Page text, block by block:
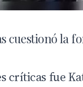
cuestionó la
críticas fue